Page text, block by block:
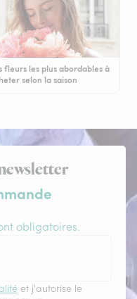
fleurs les plus abordables à
selon la saison
obligatoires.
et j'autorise le